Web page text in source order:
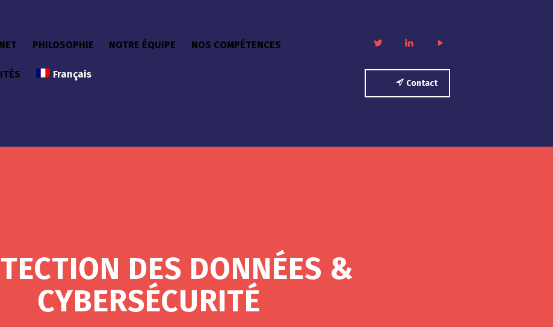
PHILOSOPHIE NOTRE ÉQUIPE NOS COMPÉTENCES
Français
twitter linkedinplay
Contact
DES DONNÉES &
CYBERSÉCURITÉ